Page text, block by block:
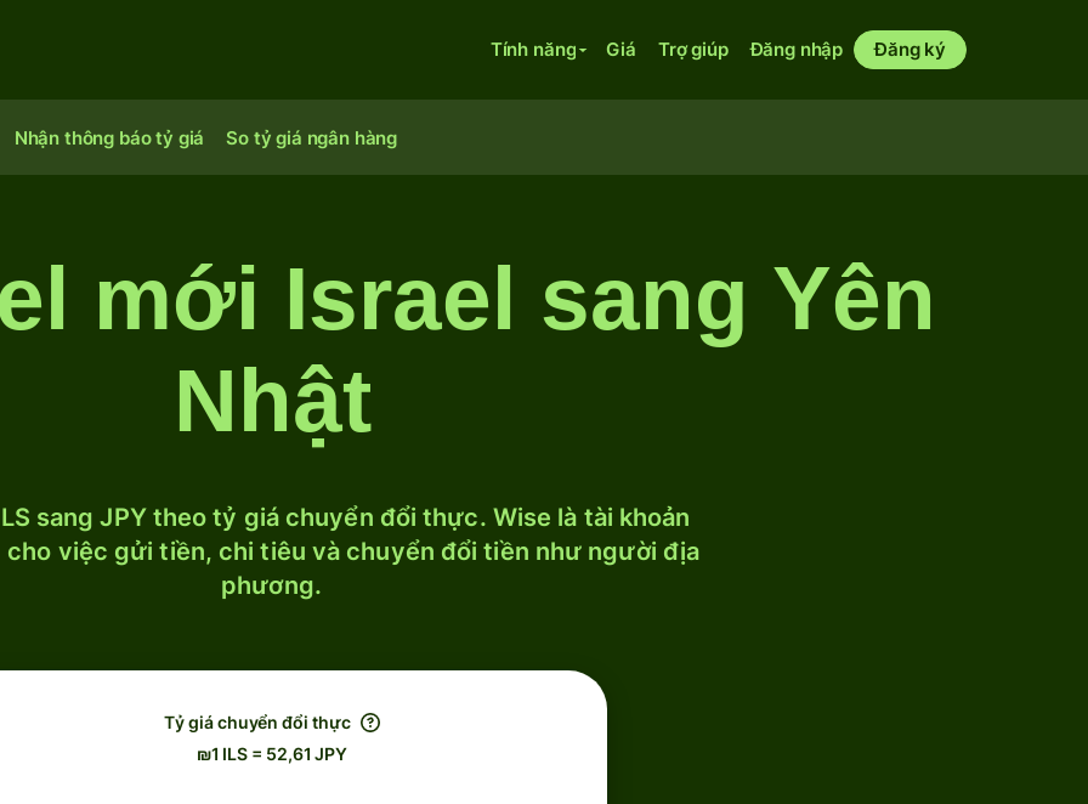
Tính năng Giá Trợ giúp Đăng nhập Đăng ký
Nhận thông báo tỷ giá So tỷ giá ngân hàng
mới Israel sang Yên
Nhật
sang JPY theo tỷ giá chuyển đổi thực. Wise là tài khoản
việc gửi tiền, chi tiêu và chuyển đổi tiền như người địa
phương.
Tỷ giá chuyển đổi thực
₪1 ILS = 52,61 JPY